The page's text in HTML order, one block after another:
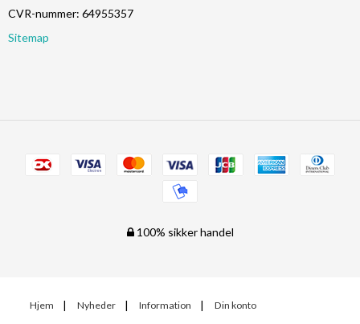
CVR-nummer: 64955357
Sitemap
100% sikker handel
Hjem Nyheder Information Din konto